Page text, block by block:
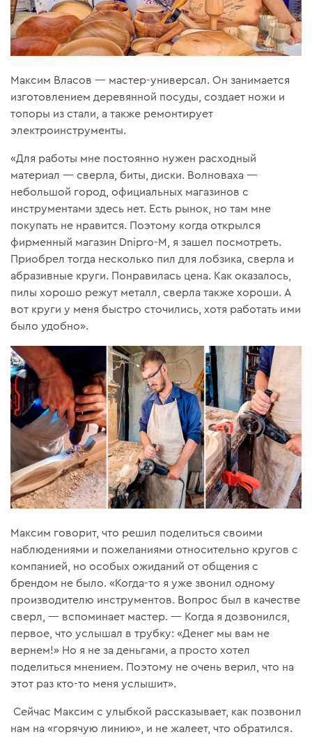
Максим Власов — мастер-универсал. Он занимается
изготовлением деревянной посуды, создает ножи и
топоры из стали, а также ремонтирует
электроинструменты.
«Для работы мне постоянно нужен расходный
материал — сверла, биты, диски. Волноваха —
небольшой город, официальных магазинов с
инструментами здесь нет. Есть рынок, но там мне
покупать не нравится. Поэтому когда открылся
фирменный магазин Dnipro-M, я зашел посмотреть.
Приобрел тогда несколько пил для лобзика, сверла и
абразивные круги. Понравилась цена. Как оказалось,
пилы хорошо режут металл, сверла также хороши. А
вот круги у меня быстро сточились, хотя работать ими
было удобно».
Максим говорит, что решил поделиться своими
наблюдениями и пожеланиями относительно кругов с
компанией, но особых ожиданий от общения с
брендом не было. «Когда-то я уже звонил одному
производителю инструментов. Вопрос был в качестве
сверл, — вспоминает мастер. — Когда я дозвонился,
первое, что услышал в трубку: «Денег мы вам не
вернем!» Но я не за деньгами, а просто хотел
поделиться мнением. Поэтому не очень верил, что на
этот раз кто-то меня услышит».
Сейчас Максим с улыбкой рассказывает, как позвонил
нам на «горячую линию», и не жалеет, что обратился.